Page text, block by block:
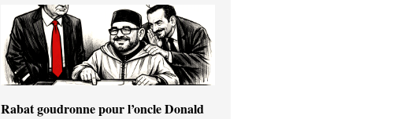
Rabat goudronne pour l’oncle Donald